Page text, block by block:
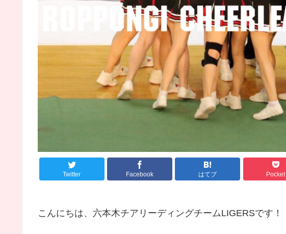
Twitter Facebook はてブ Pocket
こんにちは、六本木チアリーディングチームLIGERSです！